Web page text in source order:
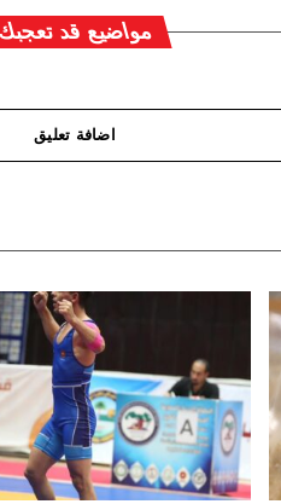
مواضيع قد تعجبك
اضافة تعليق